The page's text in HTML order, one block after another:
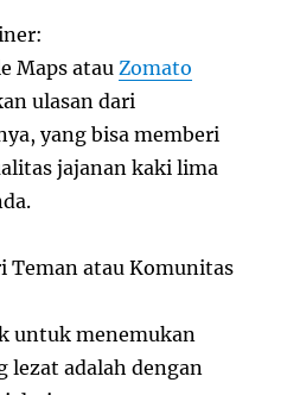
Maps atau Zomato
ulasan dari
yang bisa memberi
jajanan kaki lima
Teman atau Komunitas
untuk menemukan
lezat adalah dengan